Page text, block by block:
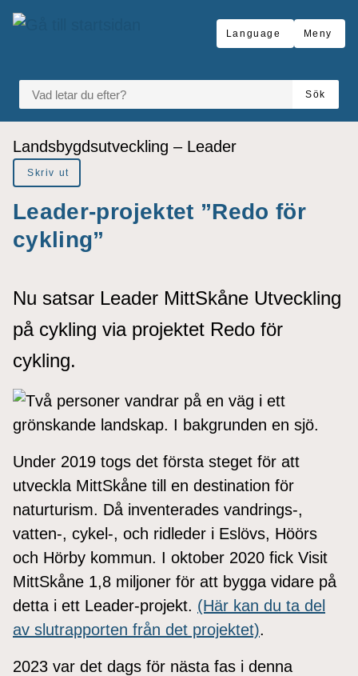
Gå till innehåll
till sidomeny
Language Meny
VAD LETAR DU EFTER?
Sök
Du är här:
Landsbygdsutveckling – Leader
Skriv ut
Leader-projektet ”Redo för
cykling”
Nu satsar Leader MittSkåne Utveckling
på cykling via projektet Redo för
cykling.
Under 2019 togs det första steget för att
utveckla MittSkåne till en destination för
naturturism. Då inventerades vandrings-,
vatten-, cykel-, och ridleder i Eslövs, Höörs
och Hörby kommun. I oktober 2020 fick Visit
MittSkåne 1,8 miljoner för att bygga vidare på
detta i ett Leader-projekt. (Här kan du ta del
av slutrapporten från det projektet).
2023 var det dags för nästa fas i denna